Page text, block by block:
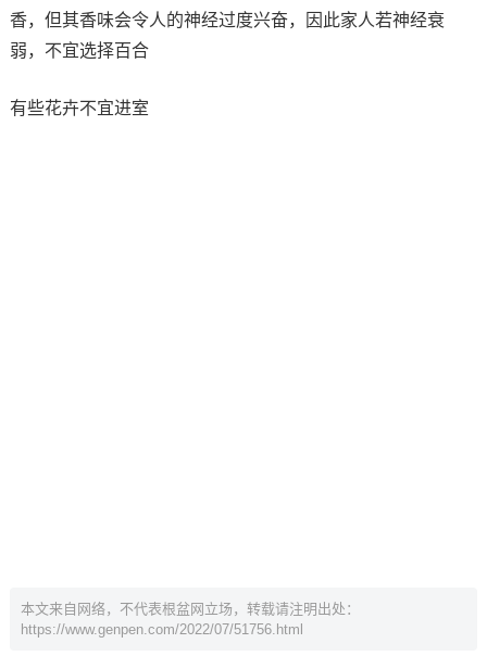
香，但其香味会令人的神经过度兴奋，因此家人若神经衰
弱，不宜选择百合
有些花卉不宜进室
本文来自网络，不代表根盆网立场，转载请注明出处：
https://www.genpen.com/2022/07/51756.html